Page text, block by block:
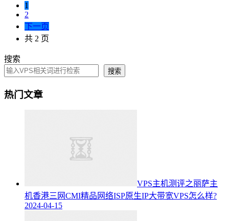
1
2
下一页
共 2 页
搜索
搜索
热门文章
VPS主机测评之丽萨主
机香港三网CMI精品网络ISP原生IP大带宽VPS怎么样?
2024-04-15